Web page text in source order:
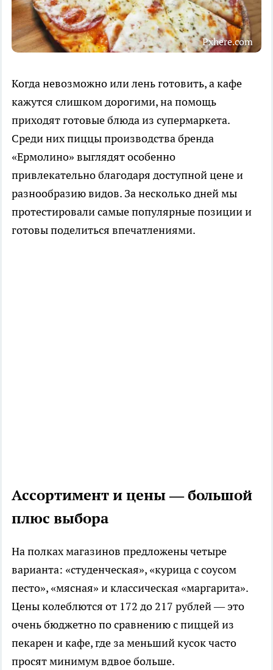
Pxhere.com
Когда невозможно или лень готовить, а кафе
кажутся слишком дорогими, на помощь
приходят готовые блюда из супермаркета.
Среди них пиццы производства бренда
«Ермолино» выглядят особенно
привлекательно благодаря доступной цене и
разнообразию видов. За несколько дней мы
протестировали самые популярные позиции и
готовы поделиться впечатлениями.
Ассортимент и цены — большой
плюс выбора
На полках магазинов предложены четыре
варианта: «студенческая», «курица с соусом
песто», «мясная» и классическая «маргарита».
Цены колеблются от 172 до 217 рублей — это
очень бюджетно по сравнению с пиццей из
пекарен и кафе, где за меньший кусок часто
просят минимум вдвое больше.